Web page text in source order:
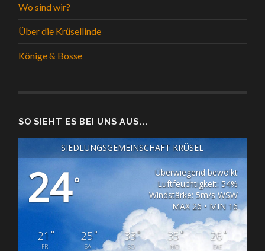
Wo sind wir?
Über die Krüsellinde
Könige & Bosse
SO SIEHT ES BEI UNS AUS...
SIEDLUNGSGEMEINSCHAFT KRÜSEL
24°
Überwiegend bewölkt
Luftfeuchtigkeit: 54%
Windstärke: 5m/s WSW
MAX 26 • MIN 16
21 °
FR
25°
SA
33°
SO
35°
MO
26°
DIE